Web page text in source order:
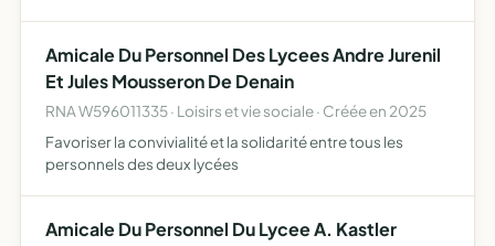
Amicale Du Personnel Des Lycees Andre Jurenil
Et Jules Mousseron De Denain
RNA W596011335 · Loisirs et vie sociale · Créée en 2025
Favoriser la convivialité et la solidarité entre tous les
personnels des deux lycées
Amicale Du Personnel Du Lycee A. Kastler